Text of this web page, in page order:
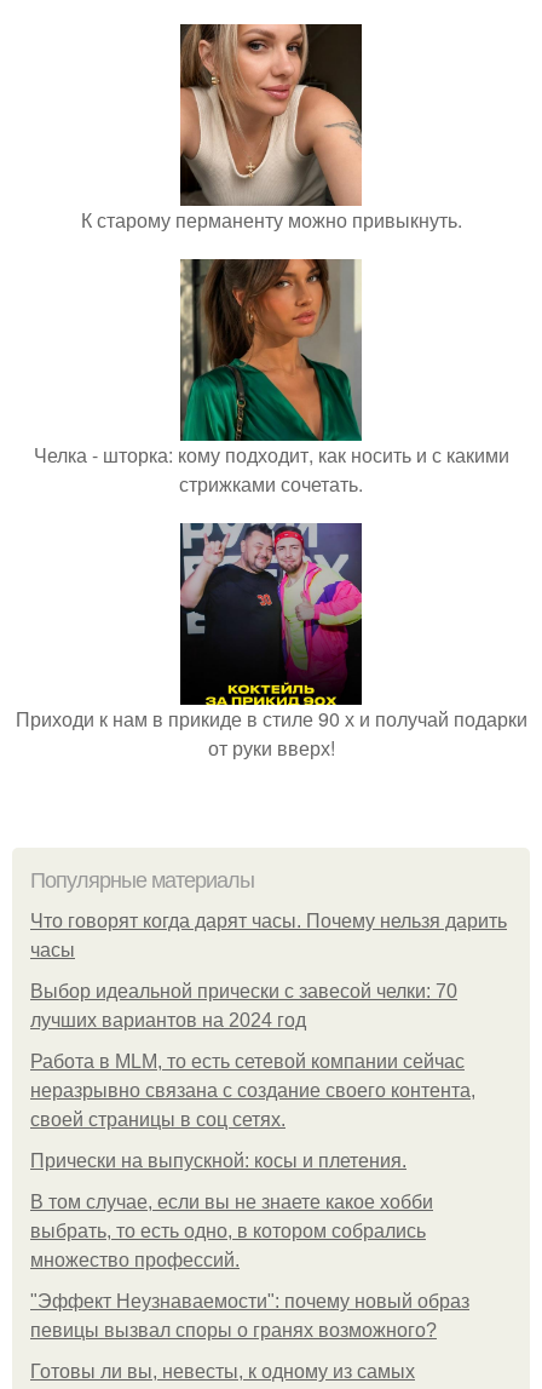
К старому перманенту можно привыкнуть.
Челка - шторка: кому подходит, как носить и с какими
стрижками сочетать.
Приходи к нам в прикиде в стиле 90 х и получай подарки
от руки вверх!
Популярные материалы
Что говорят когда дарят часы. Почему нельзя дарить
часы
Выбор идеальной прически с завесой челки: 70
лучших вариантов на 2024 год
Работа в MLM, то есть сетевой компании сейчас
неразрывно связана с создание своего контента,
своей страницы в соц сетях.
Прически на выпускной: косы и плетения.
В том случае, если вы не знаете какое хобби
выбрать, то есть одно, в котором собрались
множество профессий.
"Эффект Неузнаваемости": почему новый образ
певицы вызвал споры о гранях возможного?
Готовы ли вы, невесты, к одному из самых